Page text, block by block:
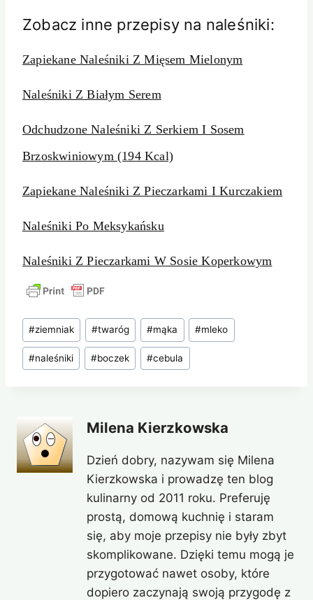
Zobacz inne przepisy na naleśniki:
Zapiekane Naleśniki Z Mięsem Mielonym
Naleśniki Z Białym Serem
Odchudzone Naleśniki Z Serkiem I Sosem
Brzoskwiniowym (194 Kcal)
Zapiekane Naleśniki Z Pieczarkami I Kurczakiem
Naleśniki Po Meksykańsku
Naleśniki Z Pieczarkami W Sosie Koperkowym
Tagi
wpisu:
#ziemniak #twaróg #mąka #mleko
#naleśniki #boczek #cebula
Milena Kierzkowska
Dzień dobry, nazywam się Milena
Kierzkowska i prowadzę ten blog
kulinarny od 2011 roku. Preferuję
prostą, domową kuchnię i staram
się, aby moje przepisy nie były zbyt
skomplikowane. Dzięki temu mogą je
przygotować nawet osoby, które
dopiero zaczynają swoją przygodę z